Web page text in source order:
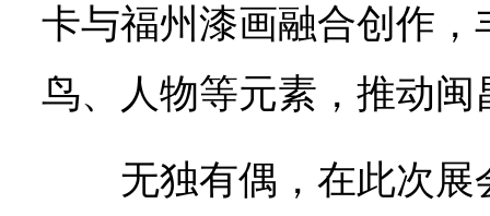
卡与福州漆画融合创作
鸟、人物等元素，推动
无独有偶，在此次